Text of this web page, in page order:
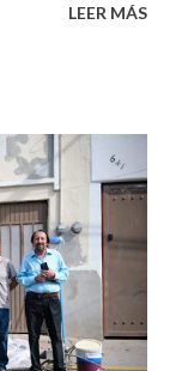
El problema es
Pero incluso
no son expertos
que
Si eres una
tal vez
esperar para
con
LEER MÁS